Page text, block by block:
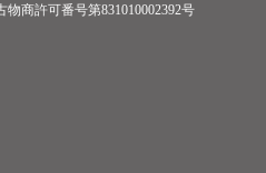
商許可番号第831010002392号